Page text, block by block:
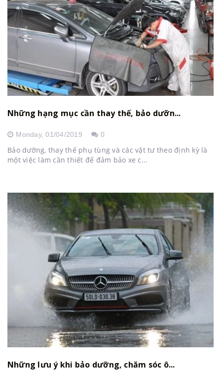
Những hạng mục cần thay thế, bảo dưỡn...
Monday,01/04/2019 0
Bảo dưỡng, thay thế phụ tùng và các vật tư theo định kỳ là
một việc làm cần thiết để đảm bảo xe c...
Những lưu ý khi bảo dưỡng, chăm sóc ô...